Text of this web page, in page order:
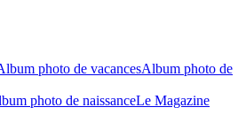
photo de vacancesAlbum photo de
photo de naissanceLe Magazine